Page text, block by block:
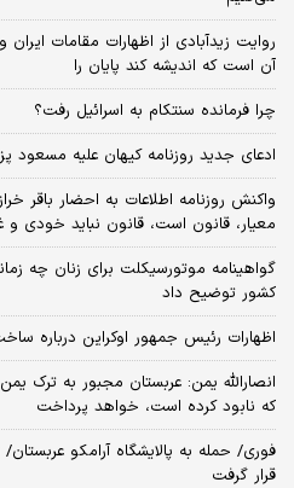
روایت زیدآبادی از اظهارات مقامات ایران
آن است که اندیشه کند پایان را
چرا فرمانده سنتکام به اسرائیل رفت؟
ادعای جدید روزنامه کیهان علیه مسعود
واکنش روزنامه اطلاعات به احضار باقر
معیار، قانون است، قانون نباید خودی
گواهینامه موتورسیکلت برای زنان چه
کشور توضیح داد
اظهارات رئیس جمهور اوکراین درباره
انصارالله یمن: عربستان مجبور به ترک
که نابود کرده است، خواهد پرداخت
فوری/ حمله به پالایشگاه آرامکو
قرار گرفت